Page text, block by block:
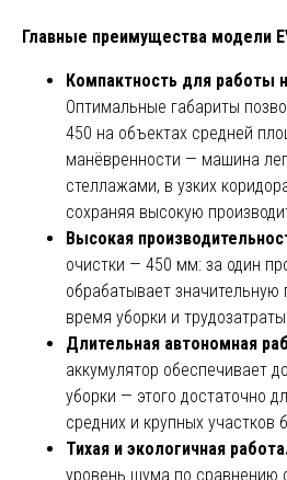
Главные преимущества модели
Компактность для работы
Оптимальные габариты
450 на объектах средней
манёвренности — машина
стеллажами, в узких
сохраняя высокую
Высокая
очистки — 450 мм: за один
обрабатывает
время уборки и
Длительная автономная
аккумулятор обеспечивает
уборки — этого достаточно
средних и крупных участков
Тихая и экологичная
уровень шума по сравнению